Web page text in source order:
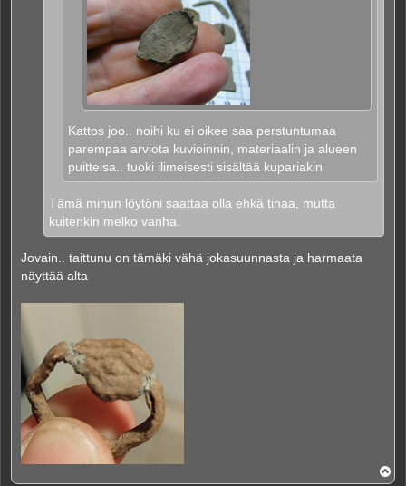
Kattos joo.. noihi ku ei oikee saa perstuntumaa
parempaa arviota kuvioinnin, materiaalin ja alueen
puitteisa.. tuoki ilimeisesti sisältää kupariakin
Tämä minun löytöni saattaa olla ehkä tinaa, mutta
kuitenkin melko vanha.
Jovain.. taittunu on tämäki vähä jokasuunnasta ja harmaata
näyttää alta